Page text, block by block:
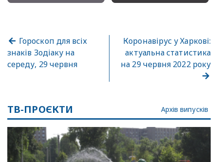
Гороскоп для всіх
знаків Зодіаку на
середу, 29 червня
Коронавірус у Харкові:
актуальна статистика
на 29 червня 2022 року
ТВ-ПРОЄКТИ Архів випусків